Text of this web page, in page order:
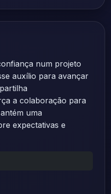
num projeto
auxílio para avançar
a colaboração para
uma
expectativas e